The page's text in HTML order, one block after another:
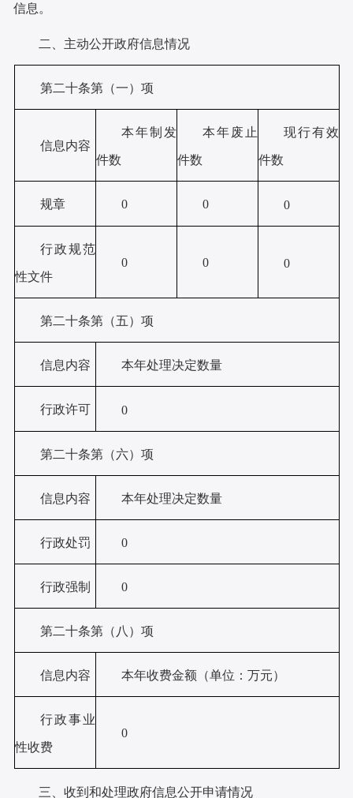
信息。
二、主动公开政府信息情况
第二十条第（一）项
信息内容
本年制发
件数
本年废止
件数
现行有效
件数
规章 0 0 0
行政规范
性文件
0 0 0
第二十条第（五）项
信息内容 本年处理决定数量
行政许可 0
第二十条第（六）项
信息内容 本年处理决定数量
行政处罚 0
行政强制 0
第二十条第（八）项
信息内容 本年收费金额（单位：万元）
行政事业
性收费
0
三、收到和处理政府信息公开申请情况